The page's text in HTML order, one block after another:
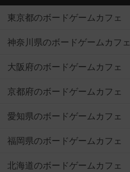
東京都のボードゲームカフェ
神奈川県のボードゲームカフェ
大阪府のボードゲームカフェ
京都府のボードゲームカフェ
愛知県のボードゲームカフェ
福岡県のボードゲームカフェ
北海道のボードゲームカフェ